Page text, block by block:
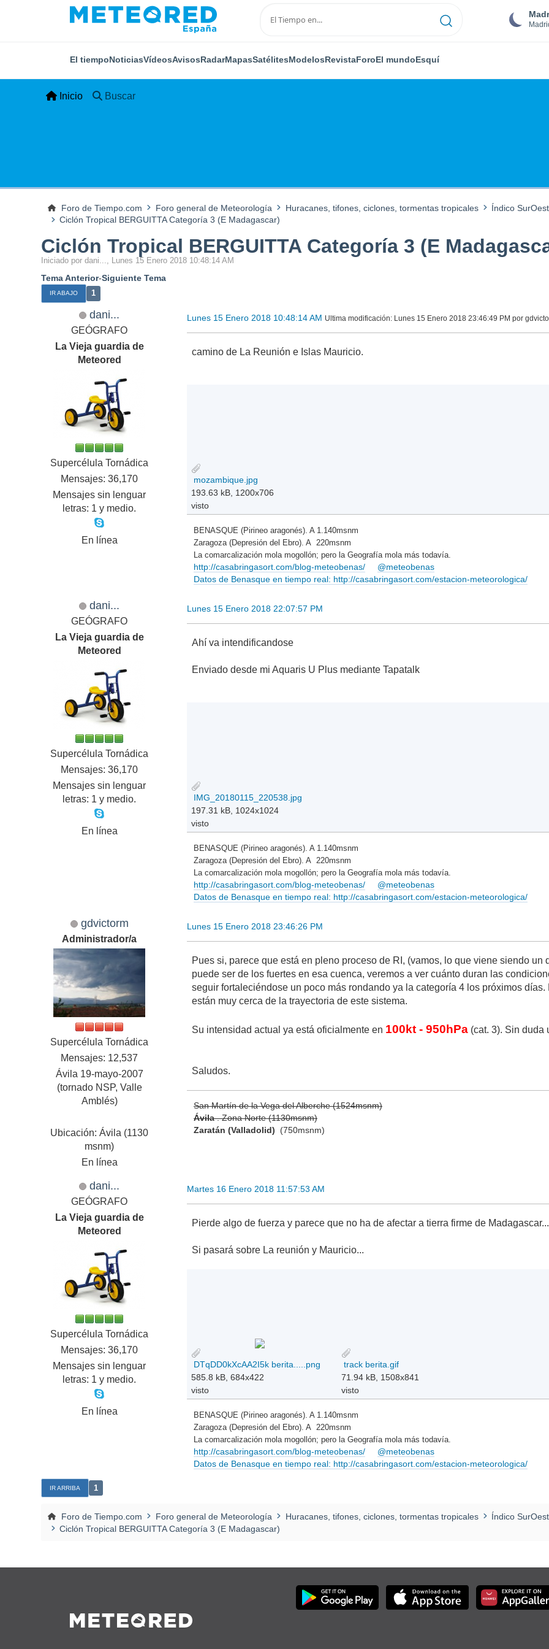
El tiempoNoticiasVídeosAvisosRadarMapasSatélitesModelosRevistaForoEl mundoEsquí
Inicio Buscar
Foro de Tiempo.com Foro general de Meteorología Huracanes, tifones, ciclones, tormentas tropicales
Índico
Ciclón Tropical BERGUITTA Categoría 3 (E Madagascar)
Ciclón Tropical BERGUITTA Categoría 3 (E
Iniciado por dani..., Lunes 15 Enero 2018 10:48:14 AM
Tema Anterior-Siguiente Tema
IR ABAJO 1
dani...
GEÓGRAFO
La Vieja guardia de
Meteored
Supercélula Tornádica
Mensajes: 36,170
Mensajes sin lenguar
letras: 1 y medio.
En línea
Lunes 15 Enero 2018 10:48:14 AM Ultima modificación: Lunes 15 Enero 2018 23:46:49 PM por
camino de La Reunión e Islas Mauricio.
mozambique.jpg
193.63 kB, 1200x706
visto
BENASQUE (Pirineo aragonés). A 1.140msnm
Zaragoza (Depresión del Ebro). A 220msnm
La comarcalización mola mogollón; pero la Geografía mola más todavía.
http://casabringasort.com/blog-meteobenas/
@meteobenas
Datos de Benasque en tiempo real: http://casabringasort.com/estacion-meteorologica/
dani...
GEÓGRAFO
La Vieja guardia de
Meteored
Supercélula Tornádica
Mensajes: 36,170
Mensajes sin lenguar
letras: 1 y medio.
En línea
Lunes 15 Enero 2018 22:07:57 PM
Ahí va intendificandose
Enviado desde mi Aquaris U Plus mediante Tapatalk
IMG_20180115_220538.jpg
197.31 kB, 1024x1024
visto
BENASQUE (Pirineo aragonés). A 1.140msnm
Zaragoza (Depresión del Ebro). A 220msnm
La comarcalización mola mogollón; pero la Geografía mola más todavía.
http://casabringasort.com/blog-meteobenas/
@meteobenas
Datos de Benasque en tiempo real: http://casabringasort.com/estacion-meteorologica/
gdvictorm
Administrador/a
Supercélula Tornádica
Mensajes: 12,537
Ávila 19-mayo-2007
(tornado NSP, Valle
Amblés)
Ubicación: Ávila (1130
msnm)
En línea
Lunes 15 Enero 2018 23:46:26 PM
Pues si, parece que está en pleno proceso de RI, (vamos, lo que viene siendo
puede ser de los fuertes en esa cuenca, veremos a ver cuánto duran las
seguir fortaleciéndose un poco más rondando ya la categoría 4 los próximos
están muy cerca de la trayectoria de este sistema.
Su intensidad actual ya está oficialmente en 100kt - 950hPa (cat. 3). Sin duda
Saludos.
San Martín de la Vega del Alberche (1524msnm)
Ávila. Zona Norte (1130msnm)
Zaratán (Valladolid) (750msnm)
dani...
GEÓGRAFO
La Vieja guardia de
Meteored
Supercélula Tornádica
Mensajes: 36,170
Mensajes sin lenguar
letras: 1 y medio.
En línea
Martes 16 Enero 2018 11:57:53 AM
Pierde algo de fuerza y parece que no ha de afectar a tierra firme de Madagascar...
Si pasará sobre La reunión y Mauricio...
DTqDD0kXcAA2I5k berita.....png
585.8 kB, 684x422
visto
track berita.gif
71.94 kB, 1508x841
visto
BENASQUE (Pirineo aragonés). A 1.140msnm
Zaragoza (Depresión del Ebro). A 220msnm
La comarcalización mola mogollón; pero la Geografía mola más todavía.
http://casabringasort.com/blog-meteobenas/
@meteobenas
Datos de Benasque en tiempo real: http://casabringasort.com/estacion-meteorologica/
IR ARRIBA 1
Foro de Tiempo.com Foro general de Meteorología Huracanes, tifones, ciclones, tormentas tropicales
Índico
Ciclón Tropical BERGUITTA Categoría 3 (E Madagascar)